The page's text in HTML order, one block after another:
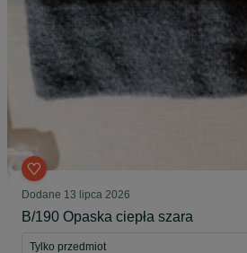
Dodane 13 lipca 2026
B/190 Opaska ciepła szara
Tylko przedmiot